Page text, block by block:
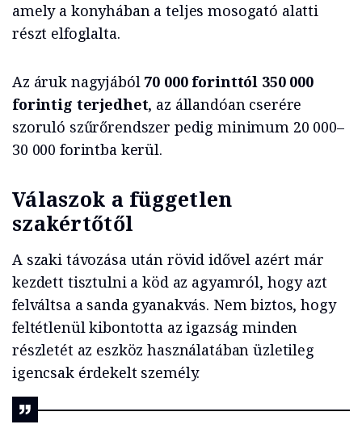
amely a konyhában a teljes mosogató alatti
részt elfoglalta.
Az áruk nagyjából 70 000 forinttól 350 000
forintig terjedhet, az állandóan cserére
szoruló szűrőrendszer pedig minimum 20 000–
30 000 forintba kerül.
Válaszok a független
szakértőtől
A szaki távozása után rövid idővel azért már
kezdett tisztulni a köd az agyamról, hogy azt
felváltsa a sanda gyanakvás. Nem biztos, hogy
feltétlenül kibontotta az igazság minden
részletét az eszköz használatában üzletileg
igencsak érdekelt személy.